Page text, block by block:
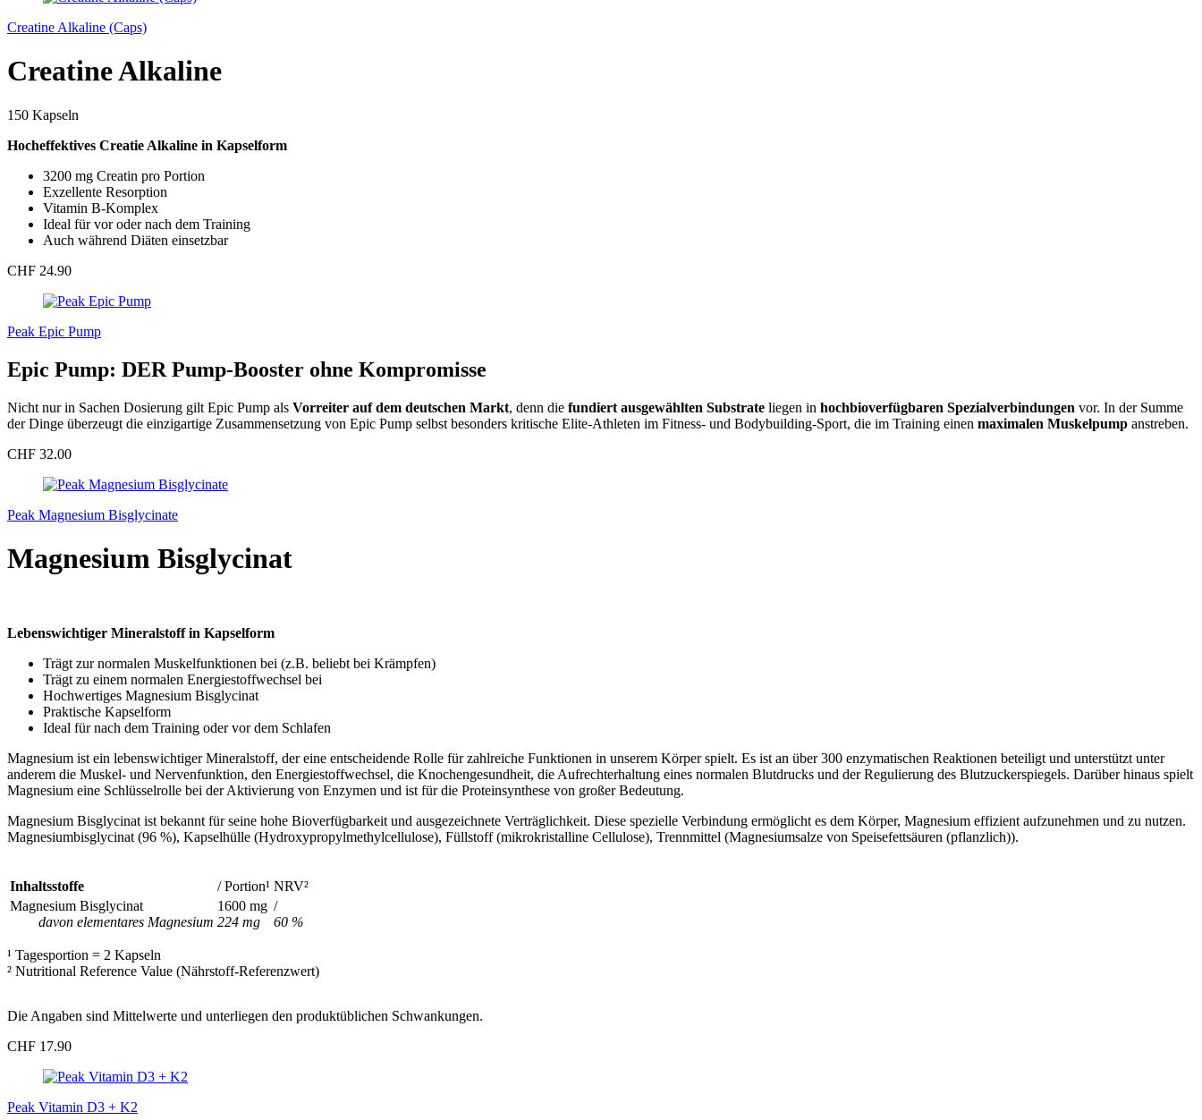
Creatine Alkaline (Caps)
Creatine Alkaline
150 Kapseln
Hocheffektives Creatie Alkaline in Kapselform
3200 mg Creatin pro Portion
Exzellente Resorption
Vitamin B-Komplex
Ideal für vor oder nach dem Training
Auch während Diäten einsetzbar
CHF 24.90
Peak Epic Pump
Epic Pump: DER Pump-Booster ohne Kompromisse
Nicht nur in Sachen Dosierung gilt Epic Pump als Vorreiter auf dem deutschen Markt, denn die fundiert ausgewählten Substrate liegen in hochbioverfügbaren Spezialverbindungen vor. In der Summe
der Dinge überzeugt die einzigartige Zusammensetzung von Epic Pump selbst besonders kritische Elite-Athleten im Fitness- und Bodybuilding-Sport, die im Training einen maximalen Muskelpump anstreben.
CHF 32.00
Peak Magnesium Bisglycinate
Magnesium Bisglycinat
Lebenswichtiger Mineralstoff in Kapselform
Trägt zur normalen Muskelfunktionen bei (z.B. beliebt bei Krämpfen)
Trägt zu einem normalen Energiestoffwechsel bei
Hochwertiges Magnesium Bisglycinat
Praktische Kapselform
Ideal für nach dem Training oder vor dem Schlafen
Magnesium ist ein lebenswichtiger Mineralstoff, der eine entscheidende Rolle für zahlreiche Funktionen in unserem Körper spielt. Es ist an über 300 enzymatischen Reaktionen beteiligt und unterstützt unter
anderem die Muskel- und Nervenfunktion, den Energiestoffwechsel, die Knochengesundheit, die Aufrechterhaltung eines normalen Blutdrucks und der Regulierung des Blutzuckerspiegels. Darüber hinaus spielt
Magnesium eine Schlüsselrolle bei der Aktivierung von Enzymen und ist für die Proteinsynthese von großer Bedeutung.
Magnesium Bisglycinat ist bekannt für seine hohe Bioverfügbarkeit und ausgezeichnete Verträglichkeit. Diese spezielle Verbindung ermöglicht es dem Körper, Magnesium effizient aufzunehmen und zu nutzen.
Magnesiumbisglycinat (96 %), Kapselhülle (Hydroxypropylmethylcellulose), Füllstoff (mikrokristalline Cellulose), Trennmittel (Magnesiumsalze von Speisefettsäuren (pflanzlich)).
Inhaltsstoffe / Portion¹ NRV²
Magnesium Bisglycinat
davon elementares Magnesium
1600 mg
224 mg
/
60 %
¹ Tagesportion = 2 Kapseln
² Nutritional Reference Value (Nährstoff-Referenzwert)
Die Angaben sind Mittelwerte und unterliegen den produktüblichen Schwankungen.
CHF 17.90
Peak Vitamin D3 + K2